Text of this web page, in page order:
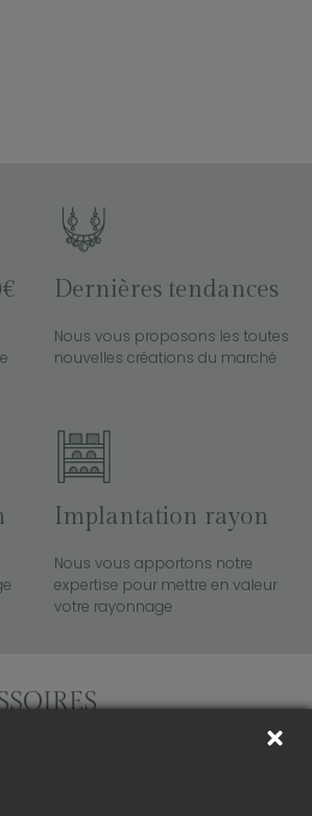
Dernières tendances
Nous vous proposons les toutes
nouvelles créations du marché
Implantation rayon
Nous vous apportons notre
expertise pour mettre en valeur
votre rayonnage
pour les professionnels depuis